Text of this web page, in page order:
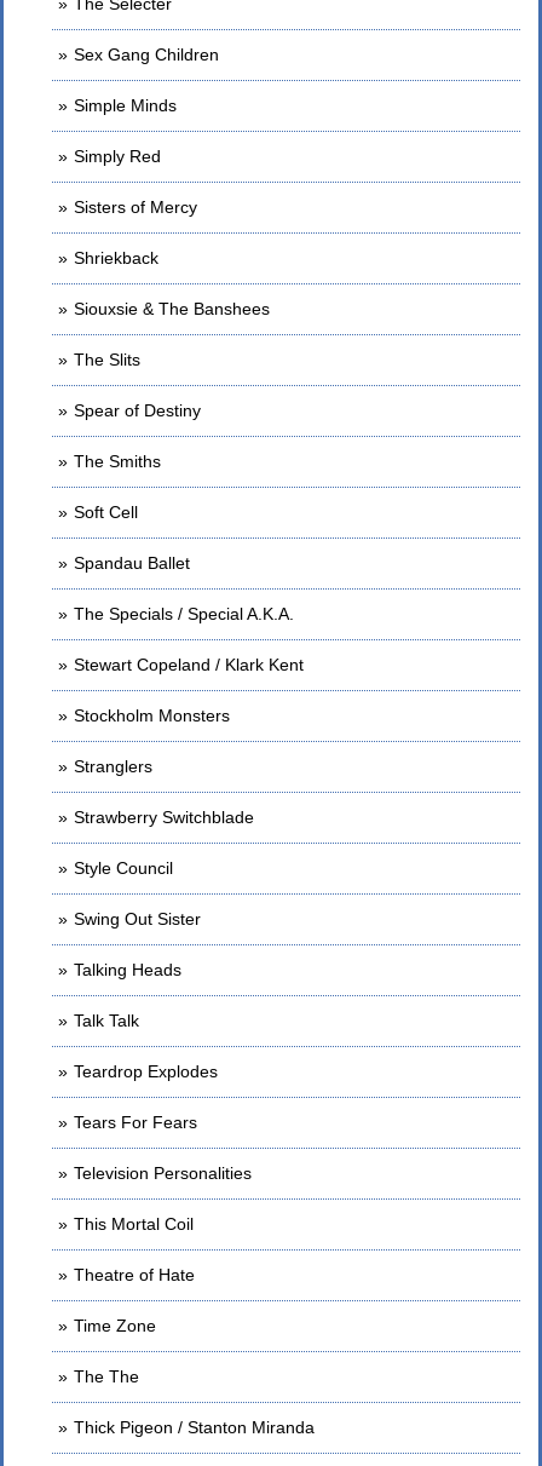
Sex Gang Children
Simple Minds
Simply Red
Sisters of Mercy
Shriekback
Siouxsie & The Banshees
The Slits
Spear of Destiny
The Smiths
Soft Cell
Spandau Ballet
The Specials / Special A.K.A.
Stewart Copeland / Klark Kent
Stockholm Monsters
Stranglers
Strawberry Switchblade
Style Council
Swing Out Sister
Talking Heads
Talk Talk
Teardrop Explodes
Tears For Fears
Television Personalities
This Mortal Coil
Theatre of Hate
Time Zone
The The
Thick Pigeon / Stanton Miranda